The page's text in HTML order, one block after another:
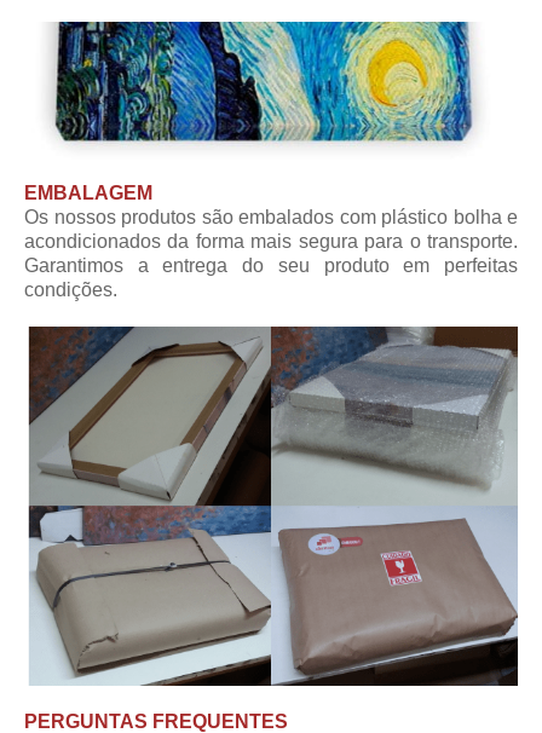
EMBALAGEM
Os nossos produtos são embalados com plástico bolha e
acondicionados da forma mais segura para o transporte.
Garantimos a entrega do seu produto em perfeitas
condições.
PERGUNTAS FREQUENTES